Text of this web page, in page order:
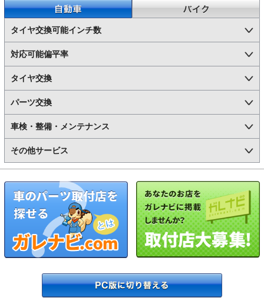
自動車
タイヤ交換可能インチ数
対応可能偏平率
タイヤ交換
パーツ交換
車検・整備・メンテナンス
その他サービス